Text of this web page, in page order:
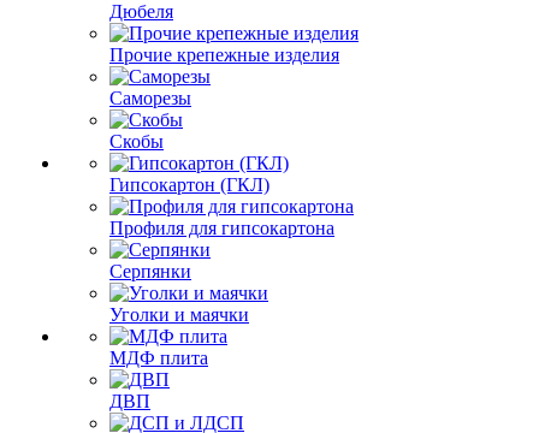
Дюбеля
Прочие крепежные изделия
Саморезы
Скобы
Гипсокартон (ГКЛ)
Профиля для гипсокартона
Серпянки
Уголки и маячки
МДФ плита
ДВП